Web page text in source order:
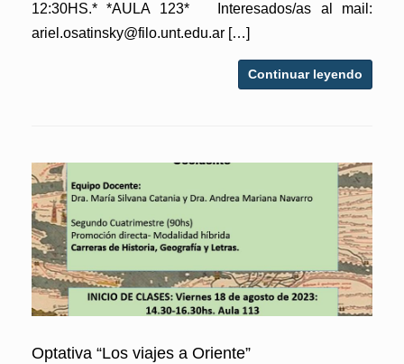
12:30HS.* *AULA 123* Interesados/as al mail:
ariel.osatinsky@filo.unt.edu.ar […]
Continuar leyendo
Optativa “Los viajes a Oriente”